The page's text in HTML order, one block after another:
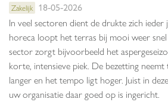
Zakelijk 18-05-2026
In veel sectoren dient de drukte zich ieder
horeca loopt het terras bij mooi weer
sector zorgt bijvoorbeeld het
korte, intensieve piek. De bezetting
langer en het tempo ligt hoger. Juist in
uw organisatie daar goed op is ingericht.